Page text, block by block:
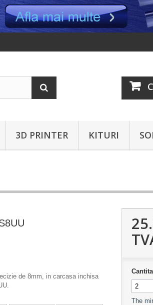
3D PRINTER KITURI
de 8mm, in carcasa inchisa
The